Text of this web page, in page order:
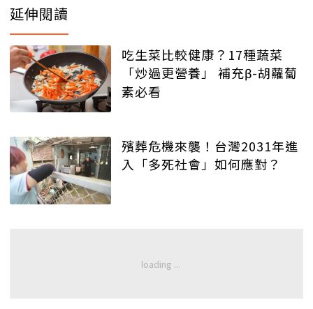
延伸閱讀
吃生菜比較健康？17種蔬菜
「炒過更營養」 補充β-胡蘿蔔
素必看
殯葬危機來襲！台灣2031年進
入「多死社會」如何應對？